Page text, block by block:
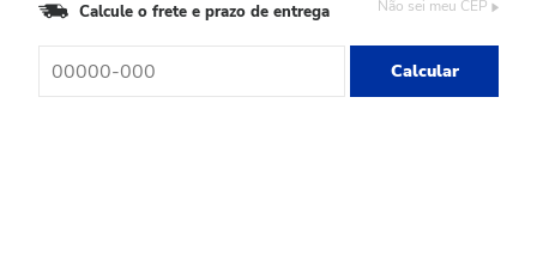
Calcule o frete e prazo de entrega Não sei meu CEP
Calcular